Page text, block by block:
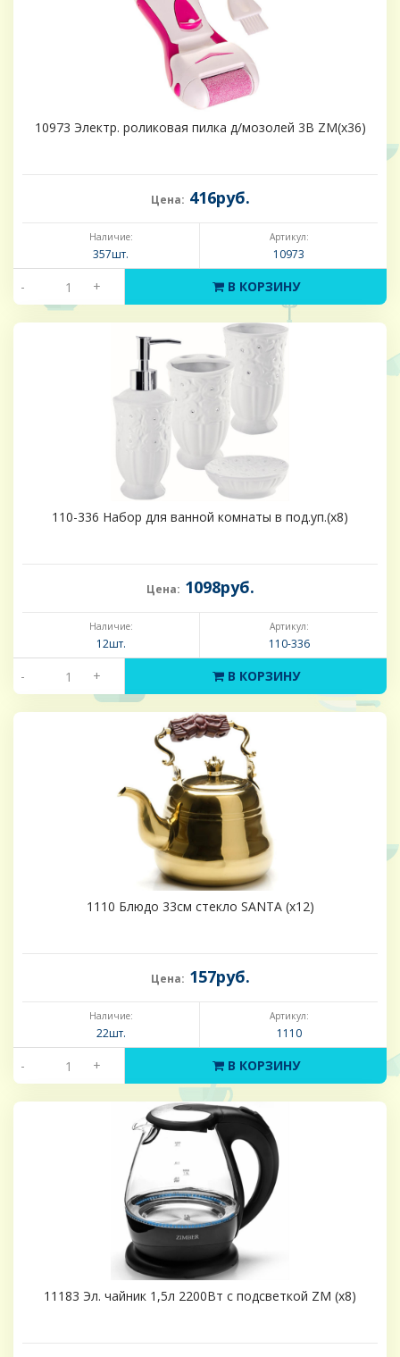
10973 Электр. роликовая пилка д/мозолей 3В ZM(х36)
Цена: 416руб.
Наличие:
357шт.
Артикул:
10973
- + В КОРЗИНУ
110-336 Набор для ванной комнаты в под.уп.(х8)
Цена: 1098руб.
Наличие:
12шт.
Артикул:
110-336
- + В КОРЗИНУ
1110 Блюдо 33см стекло SANTA (х12)
Цена: 157руб.
Наличие:
22шт.
Артикул:
1110
- + В КОРЗИНУ
11183 Эл. чайник 1,5л 2200Вт с подсветкой ZM (х8)